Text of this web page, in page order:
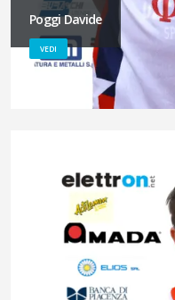
Poggi Davide
VEDI